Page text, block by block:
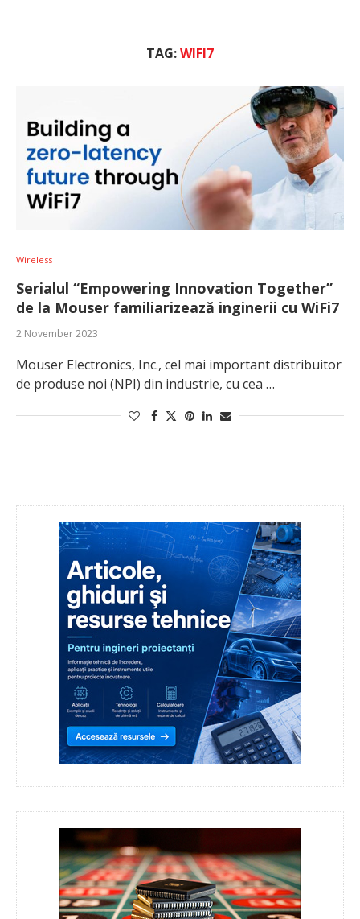
TAG:WIFI7
Wireless
Serialul “Empowering Innovation Together”
de la Mouser familiarizează inginerii cu WiFi7
2 November 2023
Mouser Electronics, Inc., cel mai important distribuitor
de produse noi (NPI) din industrie, cu cea …